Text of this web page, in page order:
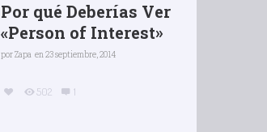
Por qué Deberías Ver
«Person of Interest»
porZapa en 23 septiembre, 2014
502 1